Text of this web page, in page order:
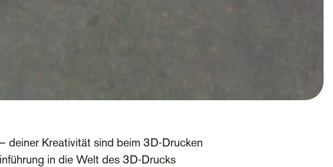
deiner Kreativität sind beim 3D-Drucken
in die Welt des 3D-Drucks